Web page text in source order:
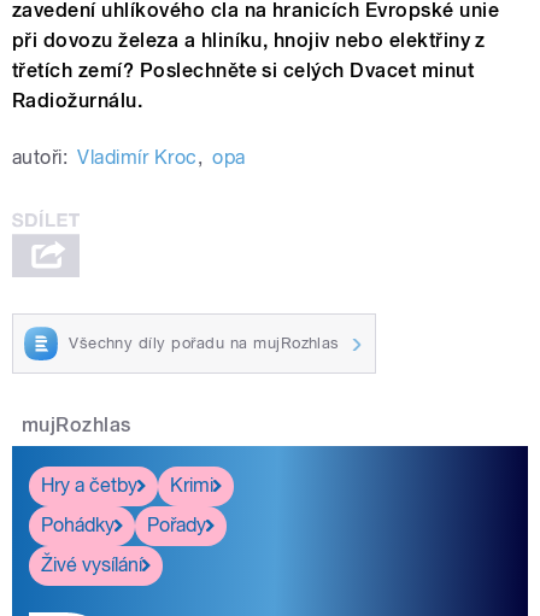
zavedení uhlíkového cla na hranicích Evropské unie
při dovozu železa a hliníku, hnojiv nebo elektřiny z
třetích zemí? Poslechněte si celých Dvacet minut
Radiožurnálu.
autoři: Vladimír Kroc, opa
Všechny díly pořadu na mujRozhlas
mujRozhlas
Hry a četby
Krimi
Pohádky
Pořady
Živé vysílání